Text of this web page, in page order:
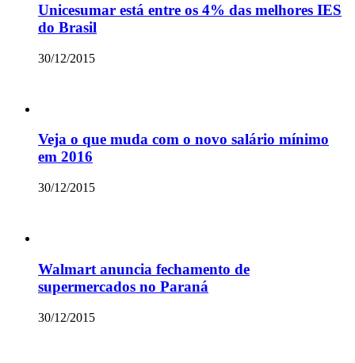
Unicesumar está entre os 4% das melhores IES
do Brasil
30/12/2015
Veja o que muda com o novo salário mínimo
em 2016
30/12/2015
Walmart anuncia fechamento de
supermercados no Paraná
30/12/2015